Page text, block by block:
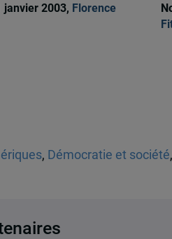
janvier 2003, Florence
, Démocratie et société